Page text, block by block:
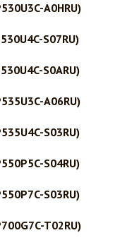
A0HRU)
S07RU)
S0ARU)
A06RU)
S03RU)
S04RU)
S03RU)
T02RU)